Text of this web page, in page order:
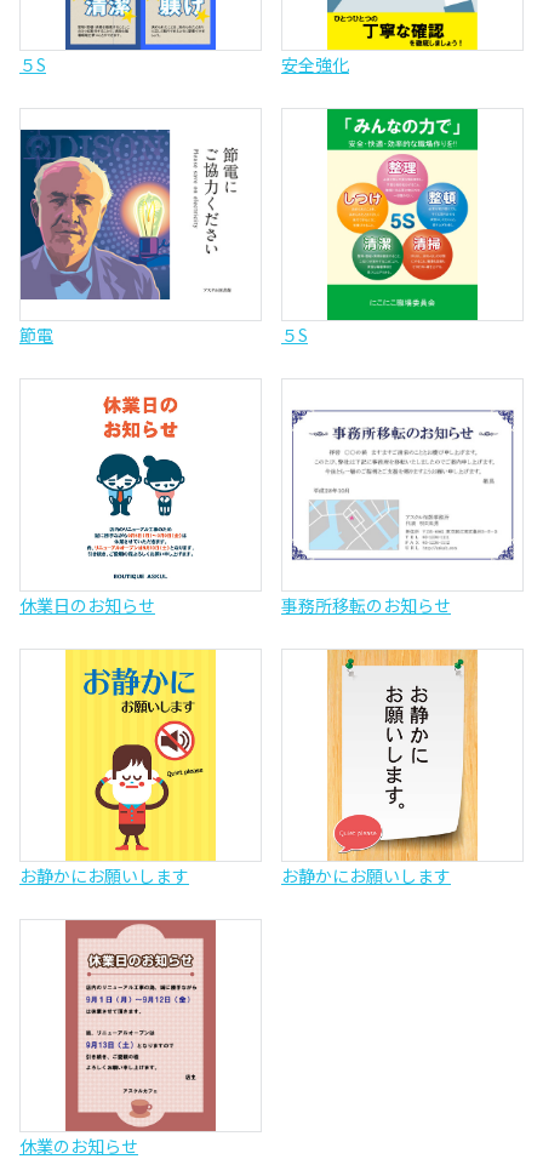
５S 安全強化
節電 ５S
休業日のお知らせ 事務所移転のお知らせ
お静かにお願いします お静かにお願いします
休業のお知らせ